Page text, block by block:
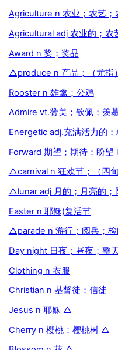
Agriculture n 农业；农艺；
Agricultural adj 农业的；农
Award n 奖；奖品
△produce n 产品；（尤指
Rooster n 雄禽；公鸡
Admire vt.赞美；钦佩；羡
Energetic adj.充满活力的
Forward 期望；期待；盼望
△carnival n 狂欢节；（四
△lunar adj 月的；月亮的；
Easter n 耶稣)复活节
△parade n 游行；阅兵；检
Day night 日夜；昼夜；整
Clothing n 衣服
Christian n 基督徒；信徒
Jesus n 耶稣 △
Cherry n 樱桃；樱桃树 △